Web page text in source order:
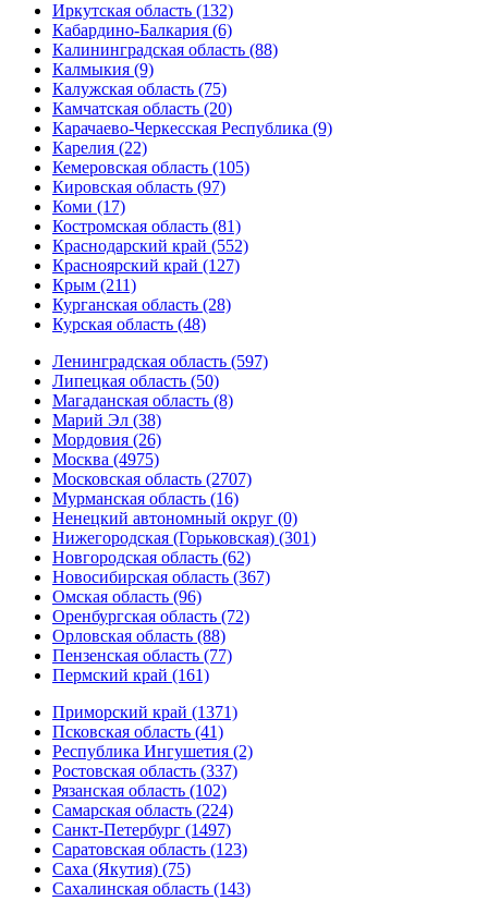
Иркутская область (132)
Кабардино-Балкария (6)
Калининградская область (88)
Калмыкия (9)
Калужская область (75)
Камчатская область (20)
Карачаево-Черкесская Республика (9)
Карелия (22)
Кемеровская область (105)
Кировская область (97)
Коми (17)
Костромская область (81)
Краснодарский край (552)
Красноярский край (127)
Крым (211)
Курганская область (28)
Курская область (48)
Ленинградская область (597)
Липецкая область (50)
Магаданская область (8)
Марий Эл (38)
Мордовия (26)
Москва (4975)
Московская область (2707)
Мурманская область (16)
Ненецкий автономный округ (0)
Нижегородская (Горьковская) (301)
Новгородская область (62)
Новосибирская область (367)
Омская область (96)
Оренбургская область (72)
Орловская область (88)
Пензенская область (77)
Пермский край (161)
Приморский край (1371)
Псковская область (41)
Республика Ингушетия (2)
Ростовская область (337)
Рязанская область (102)
Самарская область (224)
Санкт-Петербург (1497)
Саратовская область (123)
Саха (Якутия) (75)
Сахалинская область (143)